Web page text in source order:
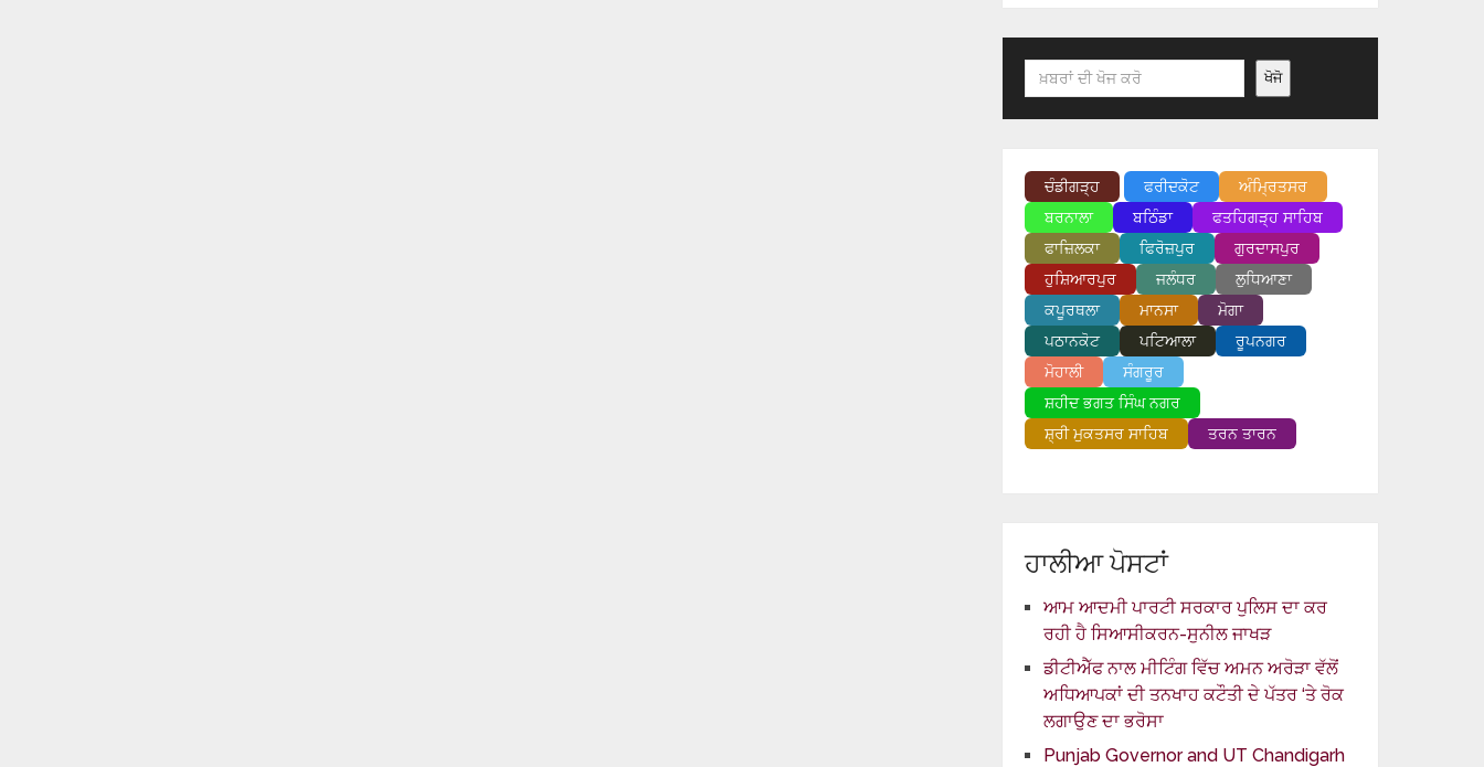
Search ਖੋਜੋ
ਚੰਡੀਗੜ੍ਹ ਫਰੀਦਕੋਟ
ਅੰਮ੍ਰਿਤਸਰ
ਬਰਨਾਲਾ
ਬਠਿੰਡਾ
ਫਤਹਿਗੜ੍ਹ ਸਾਹਿਬ
ਫਾਜ਼ਿਲਕਾ
ਫਿਰੋਜ਼ਪੁਰ
ਗੁਰਦਾਸਪੁਰ
ਹੁਸ਼ਿਆਰਪੁਰ
ਜਲੰਧਰ
ਲੁਧਿਆਣਾ
ਕਪੂਰਥਲਾ
ਮਾਨਸਾ
ਮੋਗਾ
ਪਠਾਨਕੋਟ
ਪਟਿਆਲਾ
ਰੂਪਨਗਰ
ਮੋਹਾਲੀ
ਸੰਗਰੂਰ
ਸ਼ਹੀਦ ਭਗਤ ਸਿੰਘ ਨਗਰ
ਸ਼੍ਰੀ ਮੁਕਤਸਰ ਸਾਹਿਬ
ਤਰਨ ਤਾਰਨ
ਹਾਲੀਆ ਪੋਸਟਾਂ
ਆਮ ਆਦਮੀ ਪਾਰਟੀ ਸਰਕਾਰ ਪੁਲਿਸ ਦਾ ਕਰ
ਰਹੀ ਹੈ ਸਿਆਸੀਕਰਨ-ਸੁਨੀਲ ਜਾਖੜ
ਡੀਟੀਐੱਫ ਨਾਲ ਮੀਟਿੰਗ ਵਿੱਚ ਅਮਨ ਅਰੋੜਾ ਵੱਲੋਂ
ਅਧਿਆਪਕਾਂ ਦੀ ਤਨਖਾਹ ਕਟੌਤੀ ਦੇ ਪੱਤਰ ‘ਤੇ ਰੋਕ
ਲਗਾਉਣ ਦਾ ਭਰੋਸਾ
Punjab Governor and UT Chandigarh